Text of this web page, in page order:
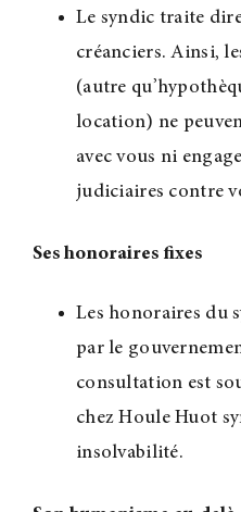
Le syndic traite
créanciers. Ainsi,
(autre
location) ne
avec vous ni
judiciaires contre
Ses honoraires fixes
Les honoraires du
par le
consultation est
chez Houle Huot
insolvabilité.